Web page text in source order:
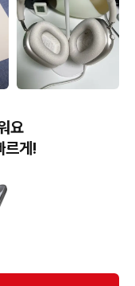
스타라이트 풀박팝니다
. 전자상거래 등에서의
상품, 상품정보, 거래에 관한 책임은
대하여 책임을 지지 않습니다.
에게 귀속합니다.
요
르게!